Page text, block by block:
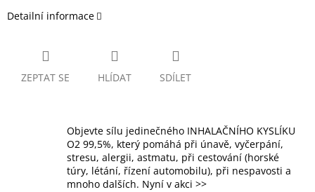
Detailní informace
ZEPTAT SE HLÍDAT SDÍLET
Objevte sílu jedinečného INHALAČNÍHO KYSLÍKU
O2 99,5%, který pomáhá při únavě, vyčerpání,
stresu, alergii, astmatu, při cestování (horské
túry, létání, řízení automobilu), při nespavosti a
mnoho dalších. Nyní v akci >>